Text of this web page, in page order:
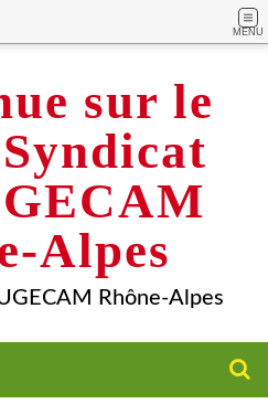
MENU
sur le
Alpes
Rhône-Alpes